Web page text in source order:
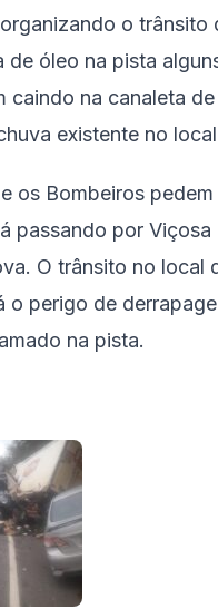
o trânsito
de óleo na pista
caindo na canaleta
existente no
os Bombeiros
passando por Viçosa
O trânsito no local
o perigo de
na pista.